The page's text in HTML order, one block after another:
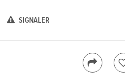
SIGNALER